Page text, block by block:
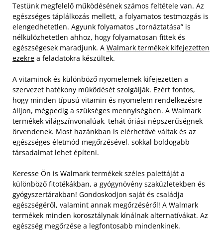
Testünk megfelelő működésének számos feltétele van. Az
egészséges táplálkozás mellett, a folyamatos testmozgás is
elengedhetetlen. Agyunk folyamatos „tornáztatása” is
nélkülözhetetlen ahhoz, hogy folyamatosan fittek és
egészségesek maradjunk. A Walmark termékek kifejezetten
ezekre a feladatokra készültek.
A vitaminok és különböző nyomelemek kifejezetten a
szervezet hatékony működését szolgálják. Ezért fontos,
hogy minden típusú vitamin és nyomelem rendelkezésre
álljon, mégpedig a szükséges mennyiségben. A Walmark
termékek világszínvonalúak, tehát óriási népszerűségnek
örvendenek. Most hazánkban is elérhetővé váltak és az
egészséges életmód megőrzésével, sokkal boldogabb
társadalmat lehet építeni.
Keresse Ön is Walmark termékek széles palettáját a
különböző fitotékákban, a gyógynövény szaküzletekben és
gyógyszertárakban! Gondoskodjon saját és családja
egészségéről, valamint annak megőrzéséről! A Walmark
termékek minden korosztálynak kínálnak alternatívákat. Az
egészség megőrzése a legfontosabb mindenkinek.